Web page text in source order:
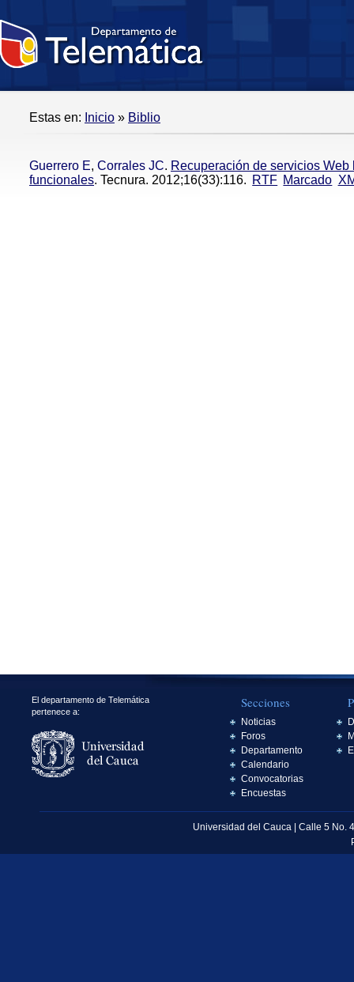
Estas en: Inicio » Biblio
Guerrero E, Corrales JC. Recuperación de servicios
funcionales. Tecnura. 2012;16(33):116. RTF Marcado
El departamento de Telemática
pertenece a:
Secciones
Noticias
Foros
Departamento
Calendario
Convocatorias
Encuestas
Universidad del Cauca | Calle 5 No.